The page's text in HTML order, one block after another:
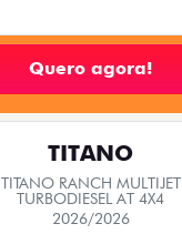
Quero agora!
TITANO
TITANO RANCH MULTIJET
TURBODIESEL AT 4X4
2026/2026